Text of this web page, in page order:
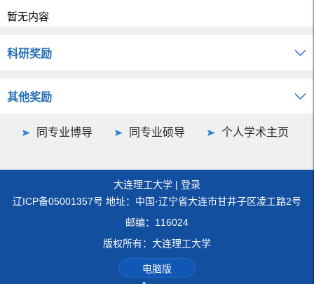
暂无内容
科研奖励
其他奖励
同专业博导 同专业硕导 个人学术主页
大连理工大学 | 登录
辽ICP备05001357号 地址：中国·辽宁省大连市甘井子区凌工路2号
邮编：116024
版权所有：大连理工大学
电脑版